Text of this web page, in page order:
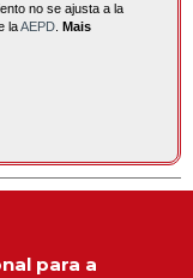
no se ajusta a la
laAEPD Mais
para a